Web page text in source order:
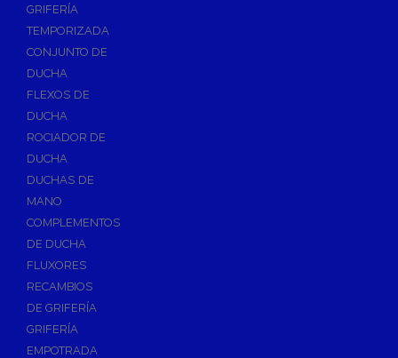
Baterias y Contadores
Bombas
Bombas Sumergibles
Bombas de Drenaje y Residual
Bombas de Superficies Horizontal y Vertical
Desagües
Válvulas de Desagüe
Válvulas para Platos de Ducha y Bañeras
Sifones
Sumideros y Botes Sifónicos
Accesorios para Desagüe
Flotadores y Boyas
GRIFERÍA
TEMPORIZADA
CONJUNTO DE
DUCHA
FLEXOS DE
DUCHA
ROCIADOR DE
DUCHA
DUCHAS DE
MANO
COMPLEMENTOS
DE DUCHA
FLUXORES
RECAMBIOS
DE GRIFERÍA
GRIFERÍA
EMPOTRADA